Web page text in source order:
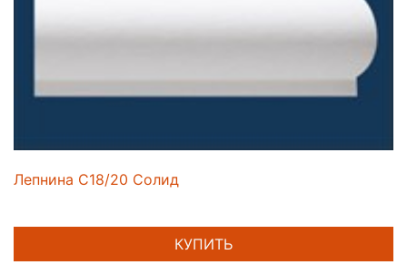
Лепнина C18/20 Солид
КУПИТЬ